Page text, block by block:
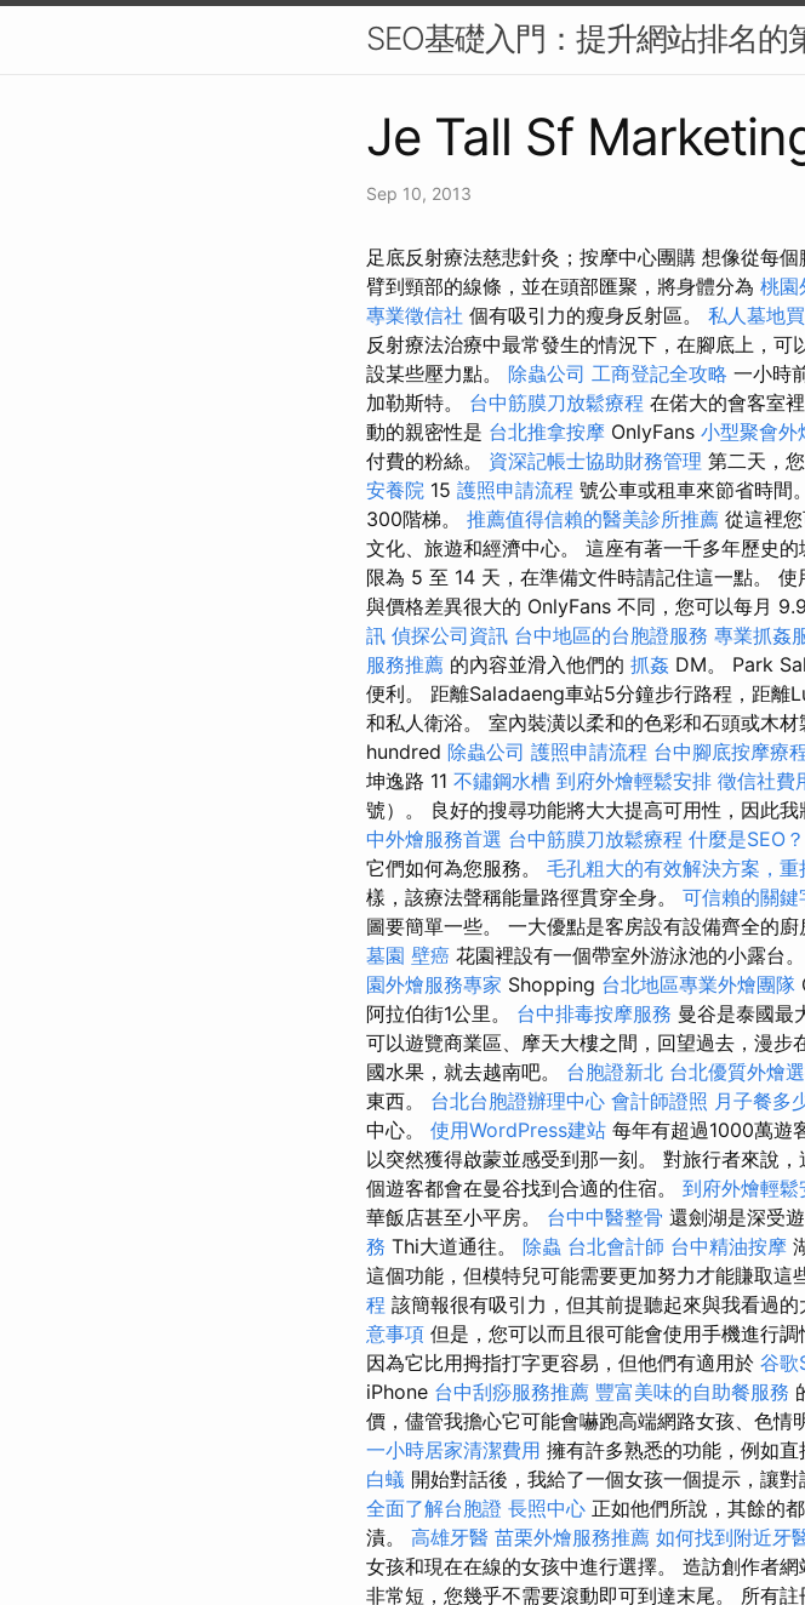
SEO基礎入門：提升網站排名的
Je Tall Sf
Sep 10, 2013
足底反射療法慈悲針灸；按摩中心團購 想像從每
臂到頸部的線條，並在頭部匯聚，將身體分為 桃園
專業徵信社 個有吸引力的瘦身反射區。 私人墓地
反射療法治療中最常發生的情況下，在腳底上，
設某些壓力點。 除蟲公司 工商登記全攻略 一小時
加勒斯特。 台中筋膜刀放鬆療程 在偌大的會客室
動的親密性是 台北推拿按摩 OnlyFans 小型聚會外
付費的粉絲。 資深記帳士協助財務管理 第二天，
安養院 15 護照申請流程 號公車或租車來節省時間。
300階梯。 推薦值得信賴的醫美診所推薦 從這裡
文化、旅遊和經濟中心。 這座有著一千多年歷史
限為 5 至 14 天，在準備文件時請記住這一點。 使
與價格差異很大的 OnlyFans 不同，您可以每月
訊 偵探公司資訊 台中地區的台胞證服務 專業抓姦
服務推薦 的內容並滑入他們的 抓姦 DM。 Park
便利。 距離Saladaeng車站5分鐘步行路程，距離
和私人衛浴。 室內裝潢以柔和的色彩和石頭或木
hundred 除蟲公司 護照申請流程 台中腳底按摩療
坤逸路 11 不鏽鋼水槽 到府外燴輕鬆安排 徵信社費
號）。 良好的搜尋功能將大大提高可用性，因此
中外燴服務首選 台中筋膜刀放鬆療程 什麼是SEO？
它們如何為您服務。 毛孔粗大的有效解決方案，重
樣，該療法聲稱能量路徑貫穿全身。 可信賴的關鍵
圖要簡單一些。 一大優點是客房設有設備齊全的
墓園 壁癌 花園裡設有一個帶室外游泳池的小露台。
園外燴服務專家 Shopping 台北地區專業外燴團隊
阿拉伯街1公里。 台中排毒按摩服務 曼谷是泰國最
可以遊覽商業區、摩天大樓之間，回望過去，漫
國水果，就去越南吧。 台胞證新北 台北優質外燴
東西。 台北台胞證辦理中心 會計師證照 月子餐多
中心。 使用WordPress建站 每年有超過1000萬遊
以突然獲得啟蒙並感受到那一刻。 對旅行者來說
個遊客都會在曼谷找到合適的住宿。 到府外燴輕鬆
華飯店甚至小平房。 台中中醫整骨 還劍湖是深受
務 Thi大道通往。 除蟲 台北會計師 台中精油按摩
這個功能，但模特兒可能需要更加努力才能賺取這
程 該簡報很有吸引力，但其前提聽起來與我看過
意事項 但是，您可以而且很可能會使用手機進行調
因為它比用拇指打字更容易，但他們有適用於 谷歌
iPhone 台中刮痧服務推薦 豐富美味的自助餐服務
價，儘管我擔心它可能會嚇跑高端網路女孩、色情
一小時居家清潔費用 擁有許多熟悉的功能，例如
白蟻 開始對話後，我給了一個女孩一個提示，讓
全面了解台胞證 長照中心 正如他們所說，其餘的
漬。 高雄牙醫 苗栗外燴服務推薦 如何找到附近牙
女孩和現在在線的女孩中進行選擇。 造訪創作者
非常短，您幾乎不需要滾動即可到達末尾。 所有